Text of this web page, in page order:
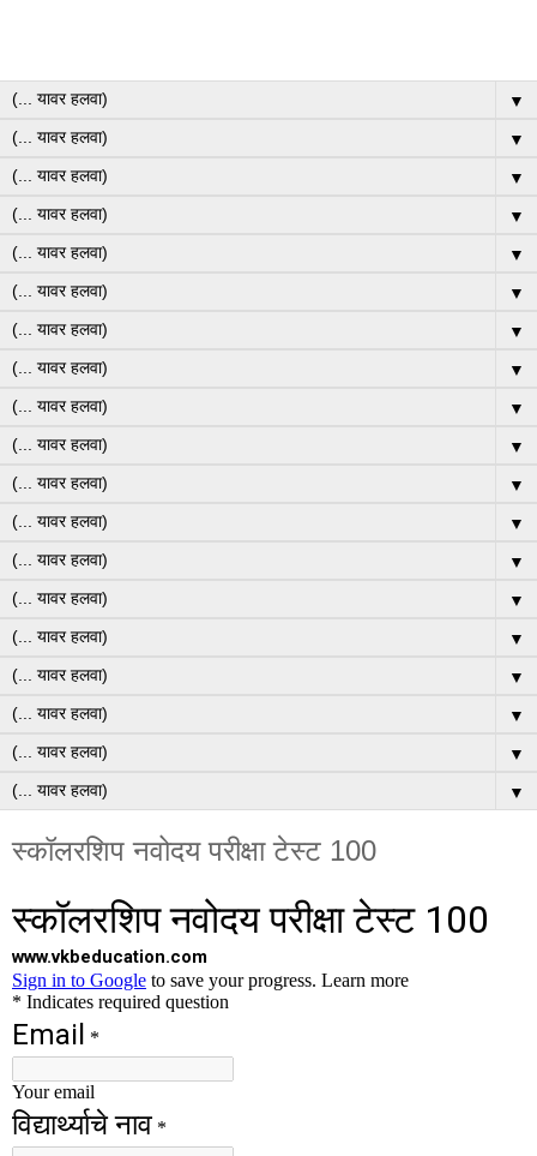
▼
▼
▼
▼
▼
▼
▼
▼
▼
▼
▼
▼
▼
▼
▼
▼
▼
▼
▼
स्कॉलरशिप नवोदय परीक्षा टेस्ट 100